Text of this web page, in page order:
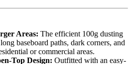
Areas: The efficient 100g dusting
baseboard paths, dark corners, and
or commercial areas.
Top Design: Outfitted with an easy-